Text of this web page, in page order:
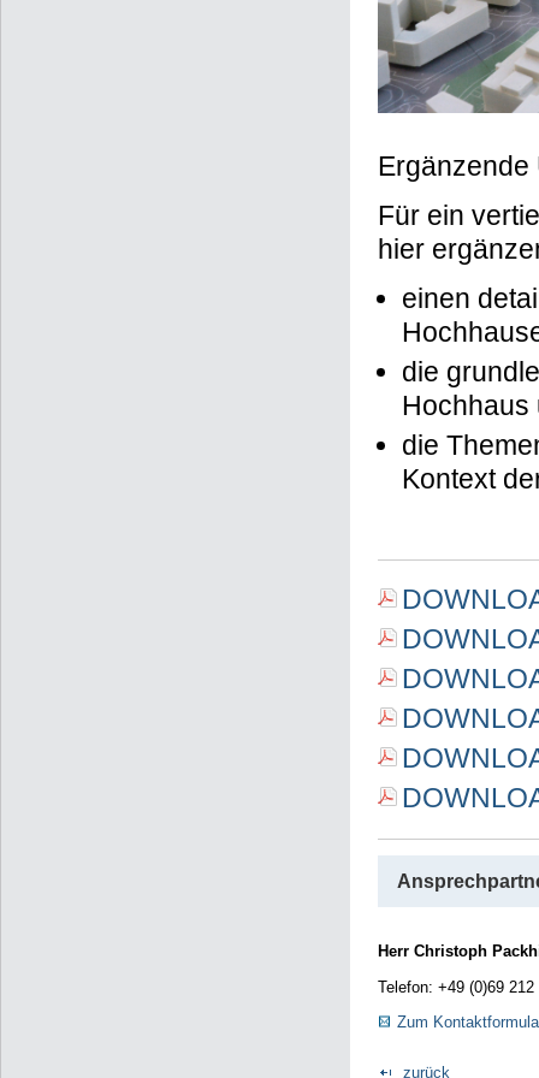
Ergänzende
Für ein
hier
einen
die
Hochhaus
die
Kontext
Herr Christoph
Telefon: +49 (0)69 212
Zum
zurück